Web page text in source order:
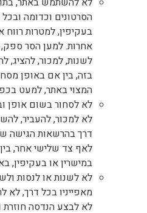
הסרטונים וכדומה
בעקיפין, למטרות רווח
אחרות. למען הסר
לשנות, למכור, להציג,
בזה, בין אם באופן
המצוי באתר, למעט
לא לסחור בשום אופן
לא למכור, להעביר,
דרך בהרשאות הגישה
לאף צד שלישי אחר,
במישרין או בעקיפין,
לא לשנות או לנסות
מאפייניו בכל דרך, לא
לא לבצע הנדסה חוזרת